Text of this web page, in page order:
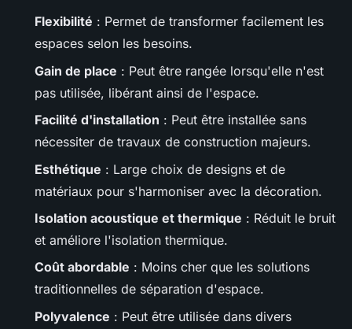
Flexibilité : Permet de transformer facilement les
espaces selon les besoins.
Gain de place : Peut être rangée lorsqu'elle n'est
pas utilisée, libérant ainsi de l'espace.
Facilité d'installation : Peut être installée sans
nécessiter de travaux de construction majeurs.
Esthétique : Large choix de designs et de
matériaux pour s'harmoniser avec la décoration.
Isolation acoustique et thermique : Réduit le bruit
et améliore l'isolation thermique.
Coût abordable : Moins cher que les solutions
traditionnelles de séparation d'espace.
Polyvalence : Peut être utilisée dans divers